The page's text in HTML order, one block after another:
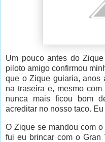
Um pouco antes do
piloto amigo confirmou
que o Zique guiaria, anos
na traseira e, mesmo
nunca mais ficou bom
acreditar no nosso taco.
O Zique se mandou com
fui eu brincar com o Gran